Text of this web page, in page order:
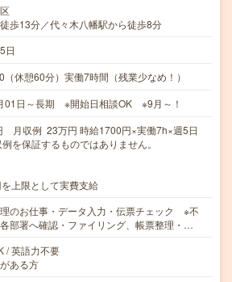
歩13分／代々木八幡駅から徒歩8分
日
休憩60分）実働7時間（残業少なめ！）
01日～長期 ※開始日相談OK ※9月～！
月収例 23万円 時給1700円×実働7h×週5日
を保証するものではありません。
上限として実費支給
のお仕事・データ入力・伝票チェック ※不
部署へ確認・ファイリング、帳票整理・…
/ 英語力不要
ある方